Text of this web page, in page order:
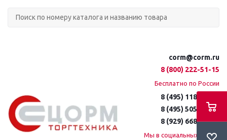
corm@corm.ru
8 (800) 222-51-15
Бесплатно по России
8 (495) 118-61-16
8 (495) 505-51-15
8 (929) 668-95-35
Мы в социальных сетях: